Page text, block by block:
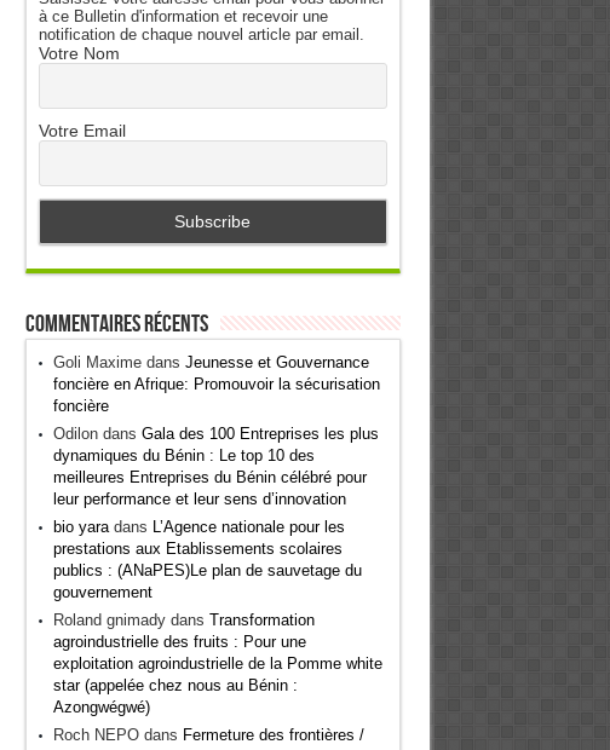
à ce Bulletin d'information et recevoir une
notification de chaque nouvel article par email.
Votre Nom
Votre Email
Commentaires récents
Goli Maximedans Jeunesse et Gouvernance
foncière en Afrique: Promouvoir la sécurisation
foncière
Odilondans Gala des 100 Entreprises les plus
dynamiques du Bénin : Le top 10 des
meilleures Entreprises du Bénin célébré pour
leur performance et leur sens d’innovation
bio yaradans L’Agence nationale pour les
prestations aux Etablissements scolaires
publics : (ANaPES)Le plan de sauvetage du
gouvernement
Roland gnimadydans Transformation
agroindustrielle des fruits : Pour une
exploitation agroindustrielle de la Pomme white
star (appelée chez nous au Bénin :
Azongwégwé)
Roch NEPOdans Fermeture des frontières /